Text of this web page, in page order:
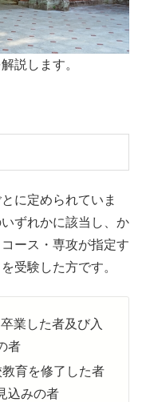
説します。
に定められていま
ずれかに該当し、か
ース・専攻が指定す
受験した方です。
業した者及び入
者
育を修了した者
込みの者